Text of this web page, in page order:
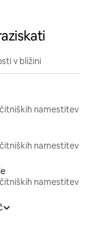
v bližini
namestitev
namestitev
namestitev